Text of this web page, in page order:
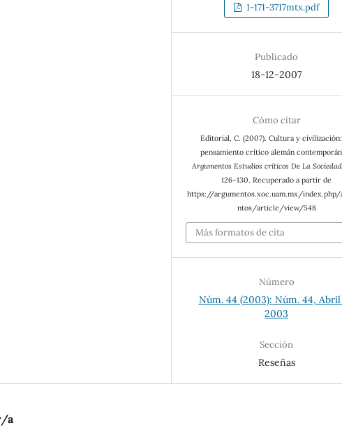
1-171-3717mtx.pdf
Publicado
18-12-2007
Cómo citar
Editorial, C. (2007). Cultura y
pensamiento crítico alemán
Argumentos Estudios críticos De La Sociedad
126–130. Recuperado a partir de
https://argumentos.xoc.uam.mx/index.php/
ntos/article/view/548
Más formatos de cita
Número
Núm. 44 (2003): Núm. 44, Abril
2003
Sección
Reseñas
a